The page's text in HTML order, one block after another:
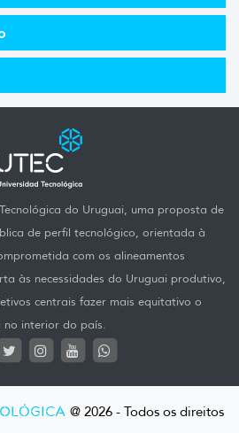
do Uruguai, uma proposta de
de perfil tecnológico, orientada à
com os alineamentos
às necessidades do Uruguai produtivo,
centrais fazer mais equitativo o
no interior do país.
@ 2026 - Todos os direitos